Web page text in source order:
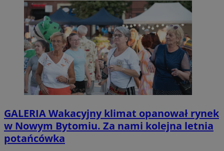
GALERIAWakacyjny klimat opanował rynek
w Nowym Bytomiu. Za nami kolejna letnia
potańcówka